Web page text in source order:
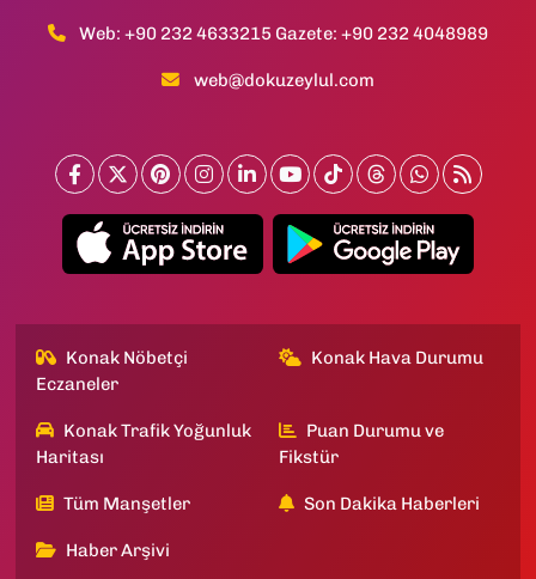
Web: +90 232 4633215 Gazete: +90 232 4048989
web@dokuzeylul.com
Konak Nöbetçi
Eczaneler
Konak Hava Durumu
Konak Trafik Yoğunluk
Haritası
Puan Durumu ve
Fikstür
Tüm Manşetler Son Dakika Haberleri
Haber Arşivi